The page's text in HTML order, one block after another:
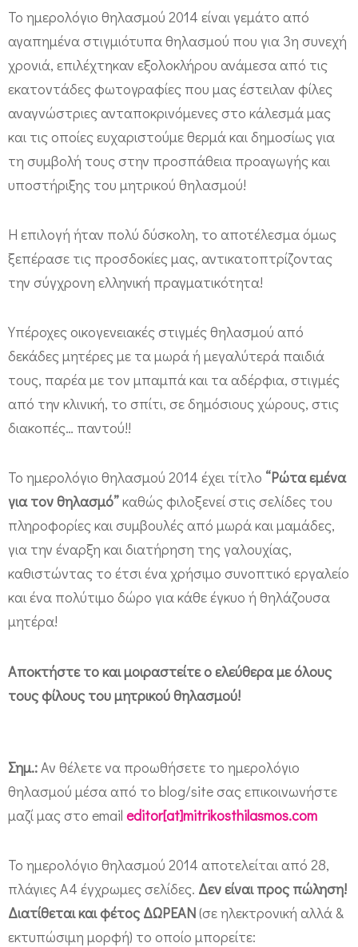
ύ
2
0
1
4
(
f
r
e
d
w
n
l
o
a
)
Το ημερολόγιο θηλασμού 2014 είναι γεμάτο από
αγαπημένα στιγμιότυπα θηλασμού που για 3η συνεχή
χρονιά, επιλέχτηκαν εξολοκλήρου ανάμεσα από τις
εκατοντάδες φωτογραφίες που μας έστειλαν φίλες
αναγνώστριες ανταποκρινόμενες στο κάλεσμά μας
και τις οποίες ευχαριστούμε θερμά και δημοσίως για
τη συμβολή τους στην προσπάθεια προαγωγής και
υποστήριξης του μητρικού θηλασμού!
Η επιλογή ήταν πολύ δύσκολη, το αποτέλεσμα όμως
ξεπέρασε τις προσδοκίες μας, αντικατοπτρίζοντας
την σύγχρονη ελληνική πραγματικότητα!
Υπέροχες οικογενειακές στιγμές θηλασμού από
δεκάδες μητέρες με τα μωρά ή μεγαλύτερά παιδιά
τους, παρέα με τον μπαμπά και τα αδέρφια, στιγμές
από την κλινική, το σπίτι, σε δημόσιους χώρους, στις
διακοπές… παντού!!
Το ημερολόγιο θηλασμού 2014 έχει τίτλο “Ρώτα εμένα
για τον θηλασμό”καθώς φιλοξενεί στις σελίδες του
πληροφορίες και συμβουλές από μωρά και μαμάδες,
για την έναρξη και διατήρηση της γαλουχίας,
καθιστώντας το έτσι ένα χρήσιμο συνοπτικό εργαλείο
και ένα πολύτιμο δώρο για κάθε έγκυο ή θηλάζουσα
μητέρα!
Αποκτήστε το και μοιραστείτε ο ελεύθερα με όλους
τους φίλους του μητρικού θηλασμού!
Σημ.:Αν θέλετε να προωθήσετε το ημερολόγιο
θηλασμού μέσα από το blog/site σας επικοινωνήστε
μαζί μας στο email editor[at]mitrikosthilasmos.com
Το ημερολόγιο θηλασμού 2014 αποτελείται από 28,
πλάγιες Α4 έγχρωμες σελίδες. Δεν είναι προς πώληση!
Διατίθεται και φέτος ΔΩΡΕΑΝ(σε ηλεκτρονική αλλά &
εκτυπώσιμη μορφή) το οποίο μπορείτε: